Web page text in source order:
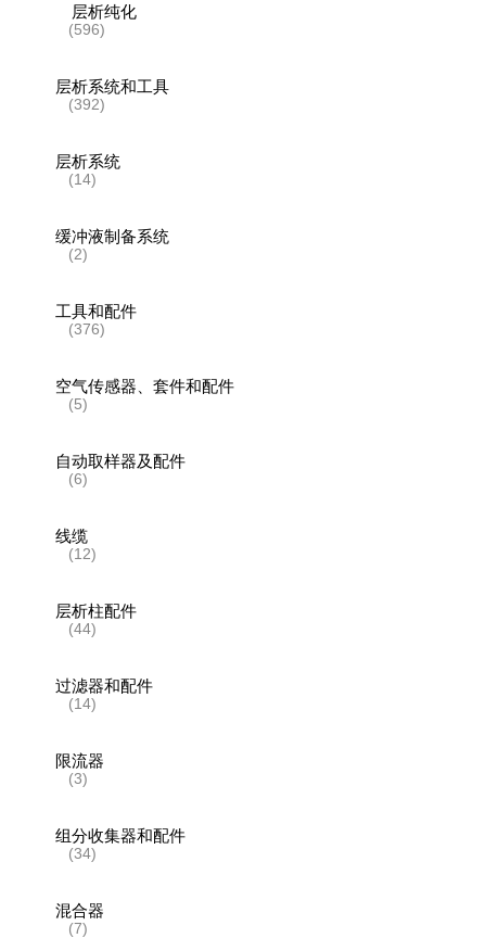
层析纯化
(596)
层析系统和工具
(392)
层析系统
(14)
缓冲液制备系统
(2)
工具和配件
(376)
空气传感器、套件和配件
(5)
自动取样器及配件
(6)
线缆
(12)
层析柱配件
(44)
过滤器和配件
(14)
限流器
(3)
组分收集器和配件
(34)
混合器
(7)